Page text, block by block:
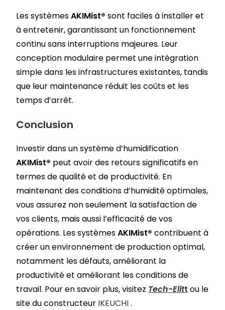
Les systèmesAKIMist® sont faciles à installer et
à entretenir, garantissant un fonctionnement
continu sans interruptions majeures. Leur
conception modulaire permet une intégration
simple dans les infrastructures existantes, tandis
que leur maintenance réduit les coûts et les
temps d’arrêt.
Conclusion
Investir dans un système d’humidification
AKIMist® peut avoir des retours significatifs en
termes de qualité et de productivité. En
maintenant des conditions d’humidité optimales,
vous assurez non seulement la satisfaction de
vos clients, mais aussi l’efficacité de vos
opérations. Les systèmesAKIMist® contribuent à
créer un environnement de production optimal,
notamment les défauts, améliorant la
productivité et améliorant les conditions de
travail. Pour en savoir plus, visitez Tech-Elitt ou le
site du constructeur IKEUCHI.